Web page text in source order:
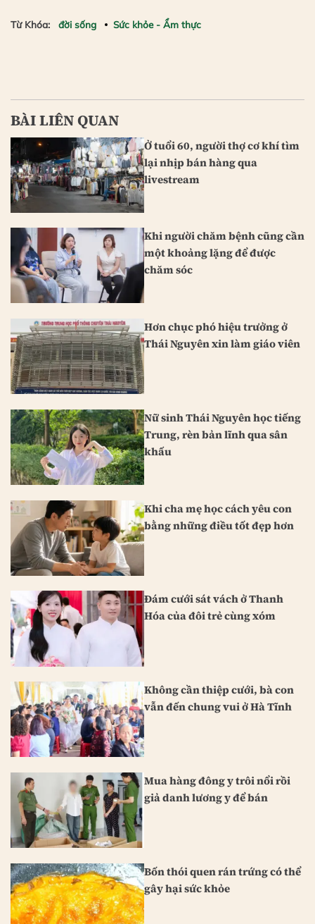
Từ Khóa: đời sống Sức khỏe - Ẩm thực
BÀI LIÊN QUAN
Ở tuổi 60, người thợ cơ khí tìm
lại nhịp bán hàng qua
livestream
Khi người chăm bệnh cũng cần
một khoảng lặng để được
chăm sóc
Hơn chục phó hiệu trưởng ở
Thái Nguyên xin làm giáo viên
Nữ sinh Thái Nguyên học tiếng
Trung, rèn bản lĩnh qua sân
khấu
Khi cha mẹ học cách yêu con
bằng những điều tốt đẹp hơn
Đám cưới sát vách ở Thanh
Hóa của đôi trẻ cùng xóm
Không cần thiệp cưới, bà con
vẫn đến chung vui ở Hà Tĩnh
Mua hàng đông y trôi nổi rồi
giả danh lương y để bán
Bốn thói quen rán trứng có thể
gây hại sức khỏe